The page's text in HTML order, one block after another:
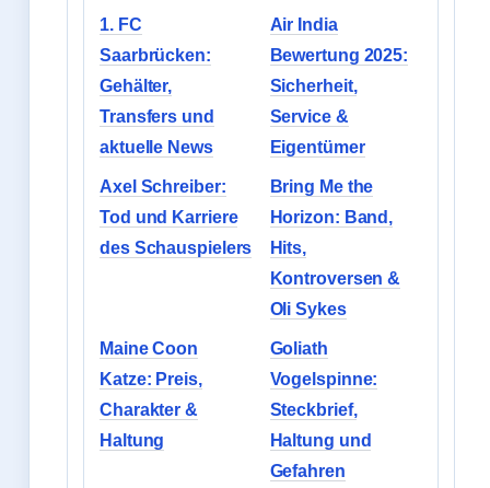
1. FC
Saarbrücken:
Gehälter,
Transfers und
aktuelle News
Air India
Bewertung 2025:
Sicherheit,
Service &
Eigentümer
Axel Schreiber:
Tod und Karriere
des Schauspielers
Bring Me the
Horizon: Band,
Hits,
Kontroversen &
Oli Sykes
Maine Coon
Katze: Preis,
Charakter &
Haltung
Goliath
Vogelspinne:
Steckbrief,
Haltung und
Gefahren